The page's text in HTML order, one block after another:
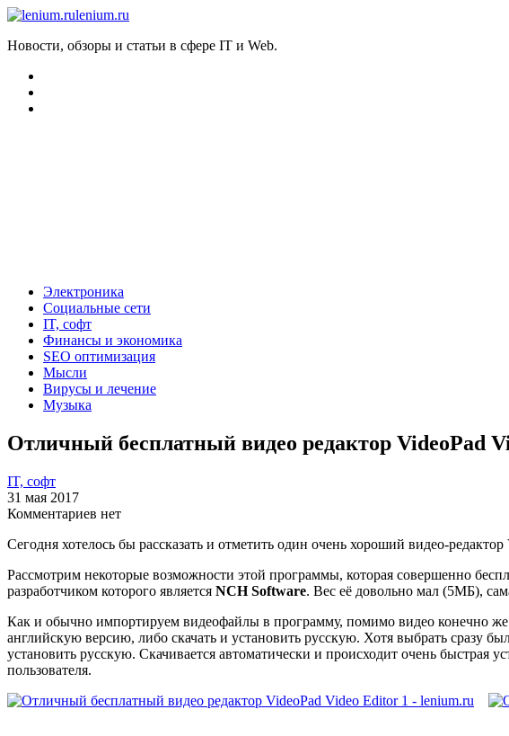
lenium.ru
Новости, обзоры и статьи в сфере IT и Web.
Электроника
Социальные сети
IT, софт
Финансы и экономика
SEO оптимизация
Мысли
Вирусы и лечение
Музыка
Отличный бесплатный видео редактор VideoPad
IT, софт
31 мая 2017
Комментариев нет
Сегодня хотелось бы рассказать и отметить один очень хороший видео-
Рассмотрим некоторые возможности этой программы, которая совершенно
разработчиком которого является NCH Software. Вес её довольно мал (5МБ),
Как и обычно импортируем видеофайлы в программу, помимо видео конечно
английскую версию, либо скачать и установить русскую. Хотя выбрать сразу
установить русскую. Скачивается автоматически и происходит очень быстрая
пользователя.